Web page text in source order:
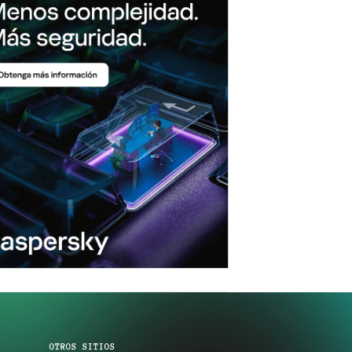
OTROS SITIOS